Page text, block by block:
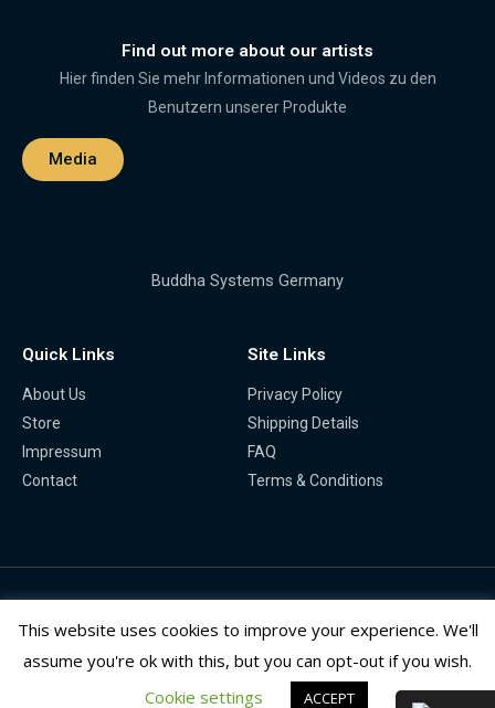
Find out more about our artists
Hier finden Sie mehr Informationen und Videos zu den
Benutzern unserer Produkte
Media
Buddha Systems Germany
Quick Links
About Us
Store
Impressum
Contact
Site Links
Privacy Policy
Shipping Details
FAQ
Terms & Conditions
This website uses cookies to improve your experience. We'll
assume you're ok with this, but you can opt-out if you wish.
Cookie settings
ACCEPT